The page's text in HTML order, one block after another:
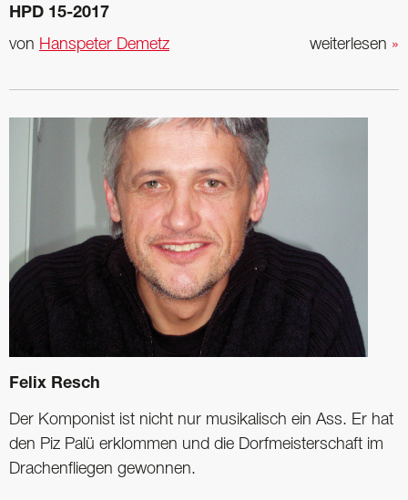
HPD 15-2017
weiterlesen »
von Hanspeter Demetz
Felix Resch
Der Komponist ist nicht nur musikalisch ein Ass. Er hat
den Piz Palü erklommen und die Dorfmeisterschaft im
Drachenfliegen gewonnen.